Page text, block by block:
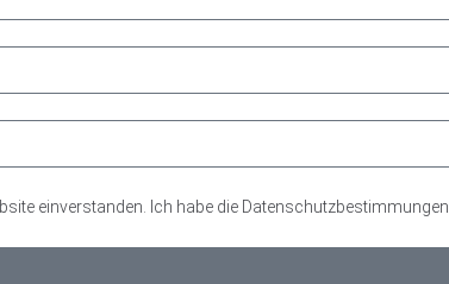
einverstanden. Ich habe die Datenschutzbestimmungen